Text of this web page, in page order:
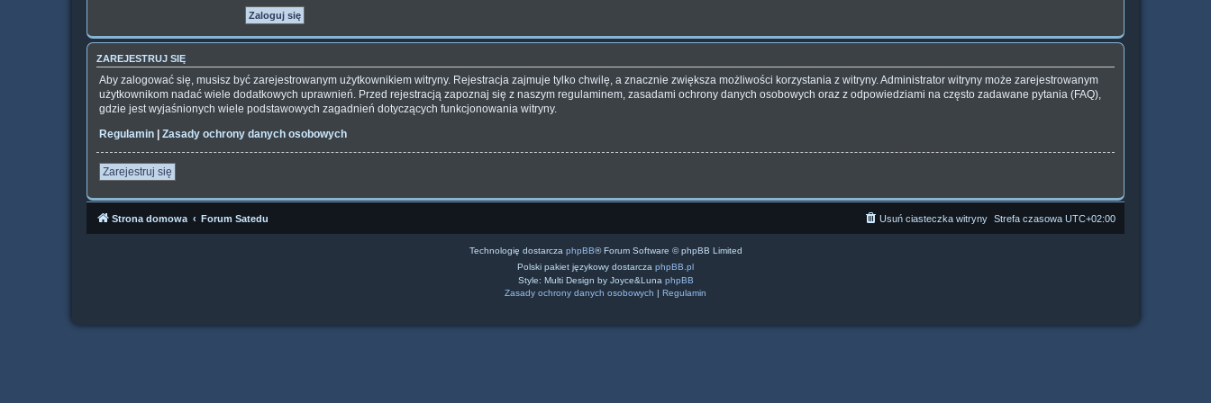
ZAREJESTRUJ SIĘ
Aby zalogować się, musisz być zarejestrowanym użytkownikiem witryny. Rejestracja zajmuje tylko chwilę, a znacznie zwiększa możliwości korzystania z witryny. Administrator witryny może zarejestrowanym
użytkownikom nadać wiele dodatkowych uprawnień. Przed rejestracją zapoznaj się z naszym regulaminem, zasadami ochrony danych osobowych oraz z odpowiedziami na często zadawane pytania (FAQ),
gdzie jest wyjaśnionych wiele podstawowych zagadnień dotyczących funkcjonowania witryny.
Regulamin | Zasady ochrony danych osobowych
Zarejestruj się
Strona domowa Forum Satedu Strefa czasowa UTC+02:00
Usuń ciasteczka witryny
Technologię dostarcza phpBB® Forum Software © phpBB Limited
Polski pakiet językowy dostarcza phpBB.pl
Style: Multi Design by Joyce&Luna phpBB
Zasady ochrony danych osobowych | Regulamin